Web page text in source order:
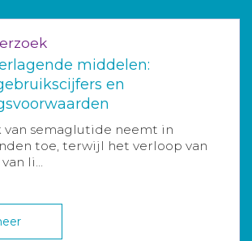
middelen:
en
semaglutide neemt in
toe, terwijl het verloop van
li...